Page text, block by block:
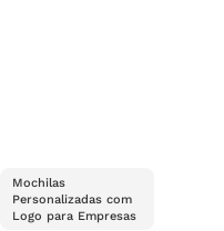
Mochilas
Personalizadas com
Logo para Empresas